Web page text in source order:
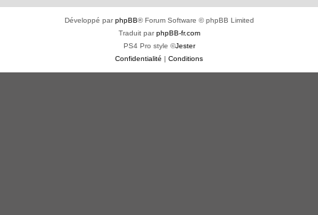
Développé parphpBB® Forum Software © phpBB Limited
Traduit parphpBB-fr.com
PS4 Pro style ©Jester
Confidentialité | Conditions